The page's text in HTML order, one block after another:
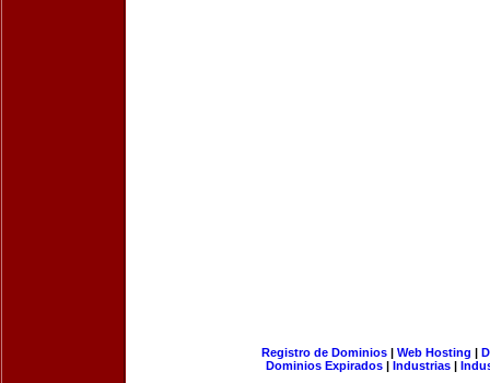
Registro de Dominios| Web Hosting |
Dominios Expirados | Industrias |